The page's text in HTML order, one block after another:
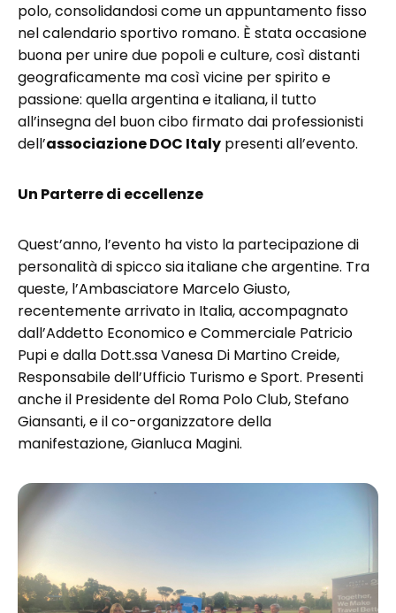
polo, consolidandosi come un appuntamento fisso
nel calendario sportivo romano. È stata occasione
buona per unire due popoli e culture, così distanti
geograficamente ma così vicine per spirito e
passione: quella argentina e italiana, il tutto
all’insegna del buon cibo firmato dai professionisti
dell’associazione DOC Italy presenti all’evento.
Un Parterre di eccellenze
Quest’anno, l’evento ha visto la partecipazione di
personalità di spicco sia italiane che argentine. Tra
queste, l’Ambasciatore Marcelo Giusto,
recentemente arrivato in Italia, accompagnato
dall’Addetto Economico e Commerciale Patricio
Pupi e dalla Dott.ssa Vanesa Di Martino Creide,
Responsabile dell’Ufficio Turismo e Sport. Presenti
anche il Presidente del Roma Polo Club, Stefano
Giansanti, e il co-organizzatore della
manifestazione, Gianluca Magini.